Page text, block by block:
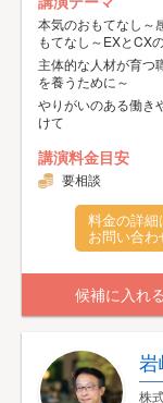
本気のおもてなし～
もてなし～EXとCX
主体的な人材が育つ
を養うために～
やりがいのある働き
けて
講演料金目安
要相談
料金の詳細
お問い合
候補に入れる
株